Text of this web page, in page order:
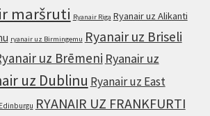
maršruti Ryanair Riga Ryanair uz Alikanti
ryanair uz Birmingemu Ryanair uz Briseli
uz Brēmeni Ryanair uz
uz Dublinu Ryanair uz East
RYANAIR UZ FRANKFURTI